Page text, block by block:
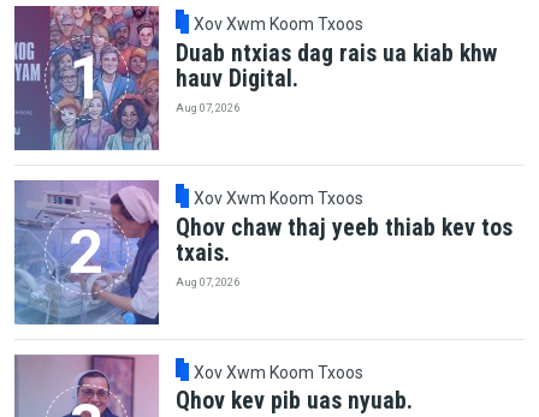
Xov Xwm Koom Txoos
Duab ntxias dag rais ua kiab khw
hauv Digital.
Aug 07, 2026
Xov Xwm Koom Txoos
Qhov chaw thaj yeeb thiab kev tos
txais.
Aug 07, 2026
Xov Xwm Koom Txoos
Qhov kev pib uas nyuab.